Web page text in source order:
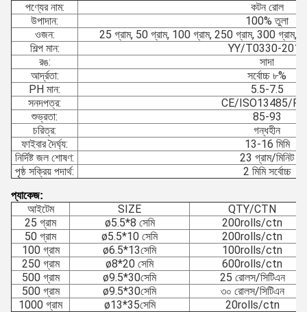
পণ্যের নাম:
কটন রোল
উপাদান:
100% তুলা
ওজন:
25 গ্রাম, 50 গ্রাম, 100 গ্রাম, 250 গ্রাম, 300 গ্রাম,
শিল্প মান:
YY/T0330-2015
রঙ:
সাদা
আর্দ্রতা:
সর্বোচ্চ ৮%
PH মান:
5.5-7.5
সনদপত্র:
CE/ISO13485/
শুভ্রতা:
85-93
চরিত্র:
গন্ধহীন
ফাইবার দৈর্ঘ্য:
13-16 মিমি
নির্দিষ্ট জল শোষণ:
23 গ্রাম/মিনিট
পৃষ্ঠ সক্রিয় পদার্থ:
2 মিমি সর্বোচ্চ
প্যাকেজ:
আইটেম SIZE
QTY/CTN
25 গ্রাম
ø5.5*8 সেমি
200rolls/ctn
50 গ্রাম
ø5.5*10 সেমি
200rolls/ctn
100 গ্রাম
ø6.5*13সেমি
100rolls/ctn
250 গ্রাম
ø8*20 সেমি
600rolls/ctn
500 গ্রাম
ø9.5*30সেমি
25 রোলস/সিটিএন
500 গ্রাম
ø9.5*30সেমি
৩০ রোলস/সিটিএন
1000 গ্রাম
ø13*35সেমি 20rolls/ctn